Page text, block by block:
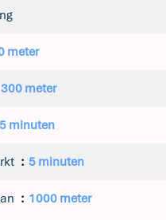
meter
300 meter
5 minuten
5 minuten
1000 meter